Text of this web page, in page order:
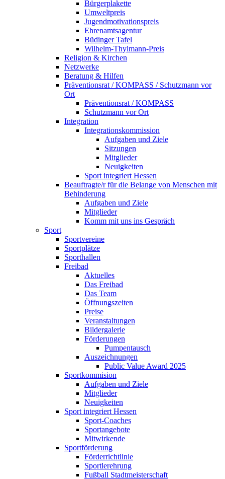
Bürgerplakette
Umweltpreis
Jugendmotivationspreis
Ehrenamtsagentur
Büdinger Tafel
Wilhelm-Thylmann-Preis
Religion & Kirchen
Netzwerke
Beratung & Hilfen
Präventionsrat / KOMPASS / Schutzmann vor
Ort
Präventionsrat / KOMPASS
Schutzmann vor Ort
Integration
Integrationskommission
Aufgaben und Ziele
Sitzungen
Mitglieder
Neuigkeiten
Sport integriert Hessen
Beauftragte/r für die Belange von Menschen mit
Behinderung
Aufgaben und Ziele
Mitglieder
Komm mit uns ins Gespräch
Sport
Sportvereine
Sportplätze
Sporthallen
Freibad
Aktuelles
Das Freibad
Das Team
Öffnungszeiten
Preise
Veranstaltungen
Bildergalerie
Förderungen
Pumpentausch
Auszeichnungen
Public Value Award 2025
Sportkommision
Aufgaben und Ziele
Mitglieder
Neuigkeiten
Sport integriert Hessen
Sport-Coaches
Sportangebote
Mitwirkende
Sportförderung
Förderrichtlinie
Sportlerehrung
Fußball Stadtmeisterschaft